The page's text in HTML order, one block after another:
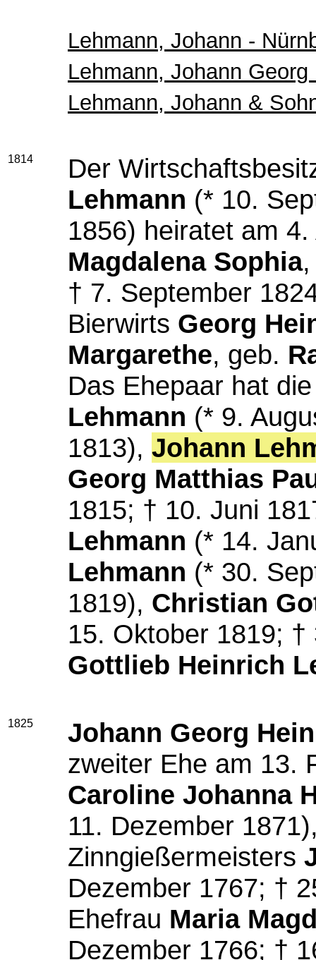
Lehmann, Johann -
Lehmann, Johann
Lehmann, Johann &
1814
Der
Lehmann (* 10.
1856) heiratet am
Magdalena Sophia
† 7. September
Bierwirts Georg
Margarethe, geb.
Das Ehepaar hat
Lehmann (* 9.
1813), Johann
Georg Matthias
1815; † 10. Juni
Lehmann (* 14.
Lehmann (* 30.
1819), Christian
15. Oktober 1819;
Gottlieb Heinrich
1825
Johann Georg
zweiter Ehe am 13.
Caroline Johanna
11. Dezember
Zinngießermeisters
Dezember 1767; †
Ehefrau Maria
Dezember 1766; †